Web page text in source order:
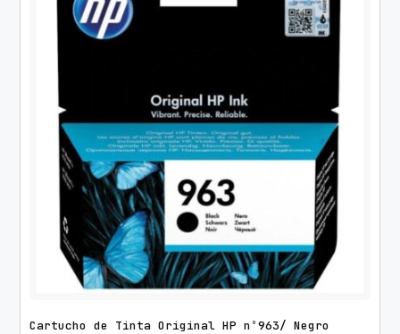
Cartucho de Tinta Original HP nº963/ Negro